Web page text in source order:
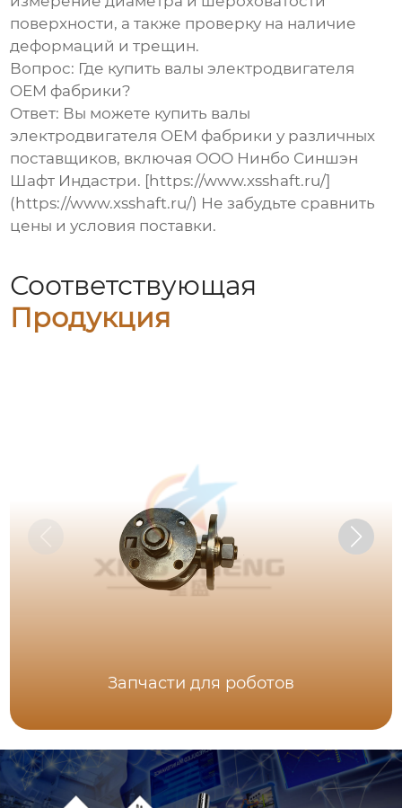
поверхности, а также проверку на наличие
деформаций и трещин.
Вопрос: Где купить валы электродвигателя
OEM фабрики?
Ответ: Вы можете купить валы
электродвигателя OEM фабрики у различных
поставщиков, включая ООО Нинбо Синшэн
Шафт Индастри. [https://www.xsshaft.ru/]
(https://www.xsshaft.ru/) Не забудьте сравнить
цены и условия поставки.
Соответствующая
Продукция
Запчасти для роботов